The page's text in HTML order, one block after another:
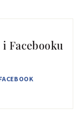
Facebooku